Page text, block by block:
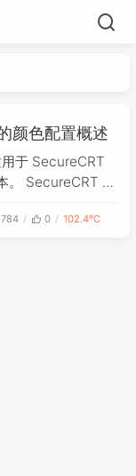
颜色配置概述
于 SecureCRT
。 SecureCRT 支
方案 ANSI 颜色
784 0 102.4℃